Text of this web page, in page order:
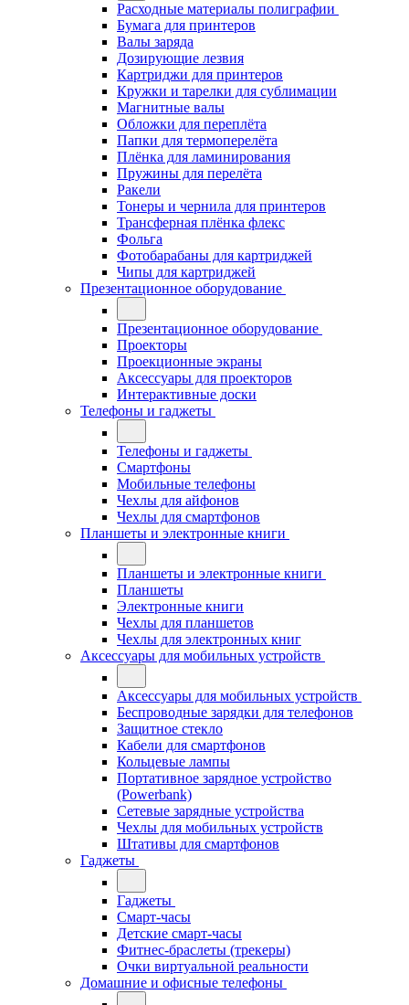
Расходные материалы полиграфии
Бумага для принтеров
Валы заряда
Дозирующие лезвия
Картриджи для принтеров
Кружки и тарелки для сублимации
Магнитные валы
Обложки для переплёта
Папки для термоперелёта
Плёнка для ламинирования
Пружины для перелёта
Ракели
Тонеры и чернила для принтеров
Трансферная плёнка флекс
Фольга
Фотобарабаны для картриджей
Чипы для картриджей
Презентационное оборудование
Презентационное оборудование
Проекторы
Проекционные экраны
Аксессуары для проекторов
Интерактивные доски
Телефоны и гаджеты
Телефоны и гаджеты
Смартфоны
Мобильные телефоны
Чехлы для айфонов
Чехлы для смартфонов
Планшеты и электронные книги
Планшеты и электронные книги
Планшеты
Электронные книги
Чехлы для планшетов
Чехлы для электронных книг
Аксессуары для мобильных устройств
Аксессуары для мобильных устройств
Беспроводные зарядки для телефонов
Защитное стекло
Кабели для смартфонов
Кольцевые лампы
Портативное зарядное устройство
(Powerbank)
Сетевые зарядные устройства
Чехлы для мобильных устройств
Штативы для смартфонов
Гаджеты
Гаджеты
Смарт-часы
Детские смарт-часы
Фитнес-браслеты (трекеры)
Очки виртуальной реальности
Домашние и офисные телефоны